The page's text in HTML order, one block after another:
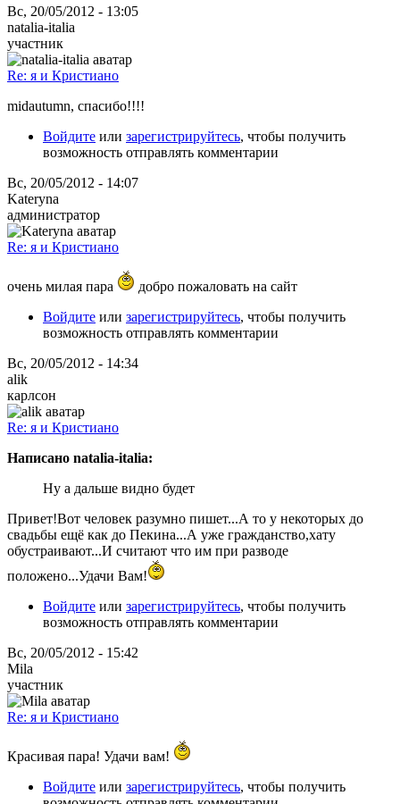
Вс, 20/05/2012 - 13:05
natalia-italia
участник
Re: я и Кристиано
midautumn, спасибо!!!!
Войдите или зарегистрируйтесь, чтобы получить
возможность отправлять комментарии
Вс, 20/05/2012 - 14:07
Kateryna
администратор
Re: я и Кристиано
очень милая пара
добро пожаловать на сайт
Войдите или зарегистрируйтесь, чтобы получить
возможность отправлять комментарии
Вс, 20/05/2012 - 14:34
alik
карлсон
Re: я и Кристиано
Написано natalia-italia:
Ну а дальше видно будет
Привет!Вот человек разумно пишет...А то у некоторых до
свадьбы ещё как до Пекина...А уже гражданство,хату
обустраивают...И считают что им при разводе
положено...Удачи Вам!
Войдите или зарегистрируйтесь, чтобы получить
возможность отправлять комментарии
Вс, 20/05/2012 - 15:42
Mila
участник
Re: я и Кристиано
Красивая пара! Удачи вам!
Войдите или зарегистрируйтесь, чтобы получить